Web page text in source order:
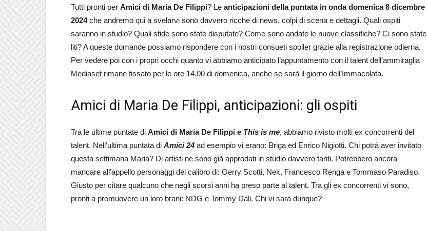
Tutti pronti per Amici di Maria De Filippi? Le anticipazioni della puntata in onda domenica 8 dicembre
2024che andremo qui a svelarvi sono davvero ricche di news, colpi di scena e dettagli. Quali ospiti
saranno in studio? Quali sfide sono state disputate? Come sono andate le nuove classifiche? Ci sono state
liti? A queste domande possiamo rispondere con i nostri consueti spoiler grazie alla registrazione odierna.
Per vedere poi con i propri occhi quanto vi abbiamo anticipato l’appuntamento con il talent dell’ammiraglia
Mediaset rimane fissato per le ore 14.00 di domenica, anche se sarà il giorno dell’Immacolata.
Amici di Maria De Filippi, anticipazioni: gli ospiti
Tra le ultime puntate di Amici di Maria De Filippi e This is me, abbiamo rivisto molti ex concorrenti del
talent. Nell’ultima puntata di Amici 24 ad esempio vi erano: Briga ed Enrico Nigiotti. Chi potrà aver invitato
questa settimana Maria? Di artisti ne sono già approdati in studio davvero tanti. Potrebbero ancora
mancare all’appello personaggi del calibro di: Gerry Scotti, Nek, Francesco Renga e Tommaso Paradiso.
Giusto per citare qualcuno che negli scorsi anni ha preso parte al talent. Tra gli ex concorrenti vi sono,
pronti a promuovere un loro brani: NDG e Tommy Dali. Chi vi sarà dunque?